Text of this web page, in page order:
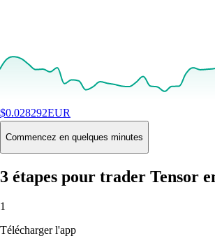
$0.028292EUR
+3.72%24H
Buy
Commencez en quelques minutes
3 étapes pour trader Tensor
1
Télécharger l'app